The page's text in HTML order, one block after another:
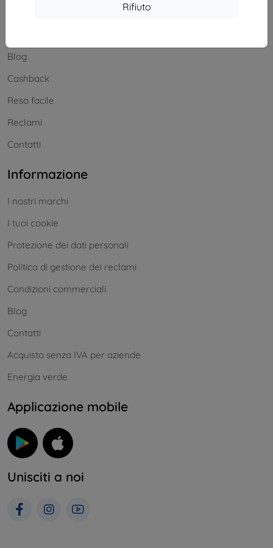
Rifiuto
Blog
Cashback
Reso facile
Reclami
Contatti
Informazione
I nostri marchi
I tuoi cookie
Protezione dei dati personali
Politica di gestione dei reclami
Condizioni commerciali
Blog
Contatti
Acquisto senza IVA per aziende
Energia verde
Applicazione mobile
Unisciti a noi